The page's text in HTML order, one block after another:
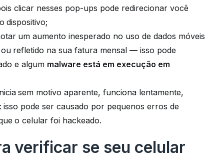
clicar nesses pop-ups pode redirecionar você
dispositivo;
um aumento inesperado no uso de dados móveis
refletido na sua fatura mensal — isso pode
e algum malware está em execução em
sem motivo aparente, funciona lentamente,
pode ser causado por pequenos erros de
o celular foi hackeado.
verificar se seu celular